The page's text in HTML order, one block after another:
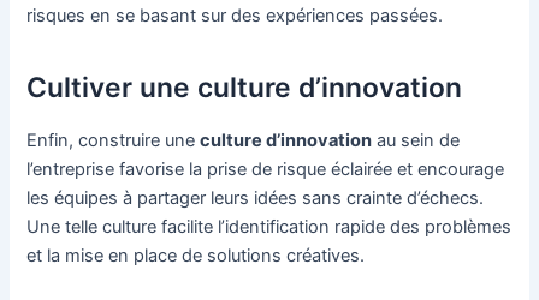
risques en se basant sur des expériences passées.
Cultiver une culture d’innovation
Enfin, construire uneculture d’innovation au sein de
l’entreprise favorise la prise de risque éclairée et encourage
les équipes à partager leurs idées sans crainte d’échecs.
Une telle culture facilite l’identification rapide des problèmes
et la mise en place de solutions créatives.